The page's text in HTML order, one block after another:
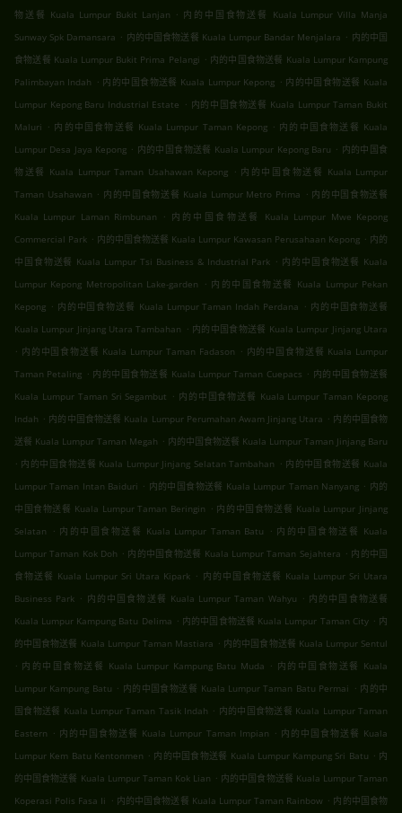
物送餐 Kuala Lumpur Bukit Lanjan . 内的中国食物送餐 Kuala Lumpur Villa Manja
Sunway Spk Damansara . 内的中国食物送餐 Kuala Lumpur Bandar Menjalara . 内的中国
食物送餐 Kuala Lumpur Bukit Prima Pelangi . 内的中国食物送餐 Kuala Lumpur Kampung
Palimbayan Indah . 内的中国食物送餐 Kuala Lumpur Kepong . 内的中国食物送餐 Kuala
Lumpur Kepong Baru Industrial Estate . 内的中国食物送餐 Kuala Lumpur Taman Bukit
Maluri . 内的中国食物送餐 Kuala Lumpur Taman Kepong . 内的中国食物送餐 Kuala
Lumpur Desa Jaya Kepong . 内的中国食物送餐 Kuala Lumpur Kepong Baru . 内的中国食
物送餐 Kuala Lumpur Taman Usahawan Kepong . 内的中国食物送餐 Kuala Lumpur
Taman Usahawan . 内的中国食物送餐 Kuala Lumpur Metro Prima . 内的中国食物送餐
Kuala Lumpur Laman Rimbunan
. 内的中国食物送餐 Kuala Lumpur Mwe Kepong
Commercial Park . 内的中国食物送餐 Kuala Lumpur Kawasan Perusahaan Kepong . 内的
中国食物送餐 Kuala Lumpur Tsi Business & Industrial Park . 内的中国食物送餐 Kuala
Lumpur Kepong Metropolitan Lake-garden
. 内的中国食物送餐 Kuala Lumpur Pekan
Kepong . 内的中国食物送餐 Kuala Lumpur Taman Indah Perdana . 内的中国食物送餐
Kuala Lumpur Jinjang Utara Tambahan . 内的中国食物送餐 Kuala Lumpur Jinjang Utara
. 内的中国食物送餐 Kuala Lumpur Taman Fadason . 内的中国食物送餐 Kuala Lumpur
Taman Petaling . 内的中国食物送餐 Kuala Lumpur Taman Cuepacs . 内的中国食物送餐
Kuala Lumpur Taman Sri Segambut . 内的中国食物送餐 Kuala Lumpur Taman Kepong
Indah . 内的中国食物送餐 Kuala Lumpur Perumahan Awam Jinjang Utara . 内的中国食物
送餐 Kuala Lumpur Taman Megah . 内的中国食物送餐 Kuala Lumpur Taman Jinjang Baru
. 内的中国食物送餐 Kuala Lumpur Jinjang Selatan Tambahan . 内的中国食物送餐 Kuala
Lumpur Taman Intan Baiduri . 内的中国食物送餐 Kuala Lumpur Taman Nanyang . 内的
中国食物送餐 Kuala Lumpur Taman Beringin . 内的中国食物送餐 Kuala Lumpur Jinjang
Selatan
. 内的中国食物送餐 Kuala Lumpur Taman Batu . 内的中国食物送餐 Kuala
Lumpur Taman Kok Doh . 内的中国食物送餐 Kuala Lumpur Taman Sejahtera . 内的中国
食物送餐 Kuala Lumpur Sri Utara Kipark . 内的中国食物送餐 Kuala Lumpur Sri Utara
Business Park . 内的中国食物送餐 Kuala Lumpur Taman Wahyu . 内的中国食物送餐
Kuala Lumpur Kampung Batu Delima . 内的中国食物送餐 Kuala Lumpur Taman City . 内
的中国食物送餐 Kuala Lumpur Taman Mastiara . 内的中国食物送餐 Kuala Lumpur Sentul
. 内的中国食物送餐 Kuala Lumpur Kampung Batu Muda . 内的中国食物送餐 Kuala
Lumpur Kampung Batu . 内的中国食物送餐 Kuala Lumpur Taman Batu Permai . 内的中
国食物送餐 Kuala Lumpur Taman Tasik Indah . 内的中国食物送餐 Kuala Lumpur Taman
Eastern . 内的中国食物送餐 Kuala Lumpur Taman Impian . 内的中国食物送餐 Kuala
Lumpur Kem Batu Kentonmen . 内的中国食物送餐 Kuala Lumpur Kampung Sri Batu . 内
的中国食物送餐 Kuala Lumpur Taman Kok Lian . 内的中国食物送餐 Kuala Lumpur Taman
Koperasi Polis Fasa Ii . 内的中国食物送餐 Kuala Lumpur Taman Rainbow . 内的中国食物